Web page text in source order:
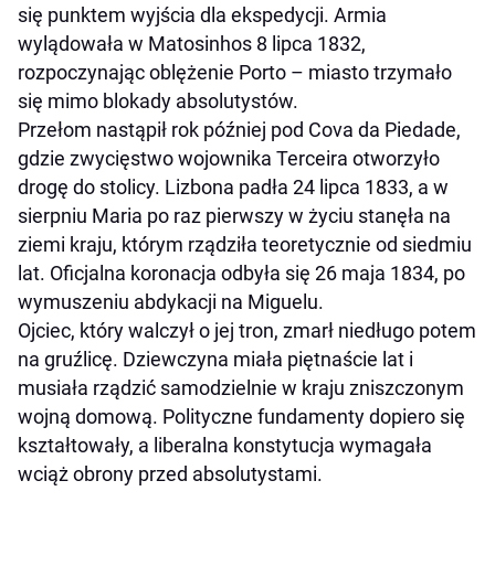
się punktem wyjścia dla ekspedycji. Armia
wylądowała w Matosinhos 8 lipca 1832,
rozpoczynając oblężenie Porto – miasto trzymało
się mimo blokady absolutystów.
Przełom nastąpił rok później pod Cova da Piedade,
gdzie zwycięstwo wojownika Terceira otworzyło
drogę do stolicy. Lizbona padła 24 lipca 1833, a w
sierpniu Maria po raz pierwszy w życiu stanęła na
ziemi kraju, którym rządziła teoretycznie od siedmiu
lat. Oficjalna koronacja odbyła się 26 maja 1834, po
wymuszeniu abdykacji na Miguelu.
Ojciec, który walczył o jej tron, zmarł niedługo potem
na gruźlicę. Dziewczyna miała piętnaście lat i
musiała rządzić samodzielnie w kraju zniszczonym
wojną domową. Polityczne fundamenty dopiero się
kształtowały, a liberalna konstytucja wymagała
wciąż obrony przed absolutystami.